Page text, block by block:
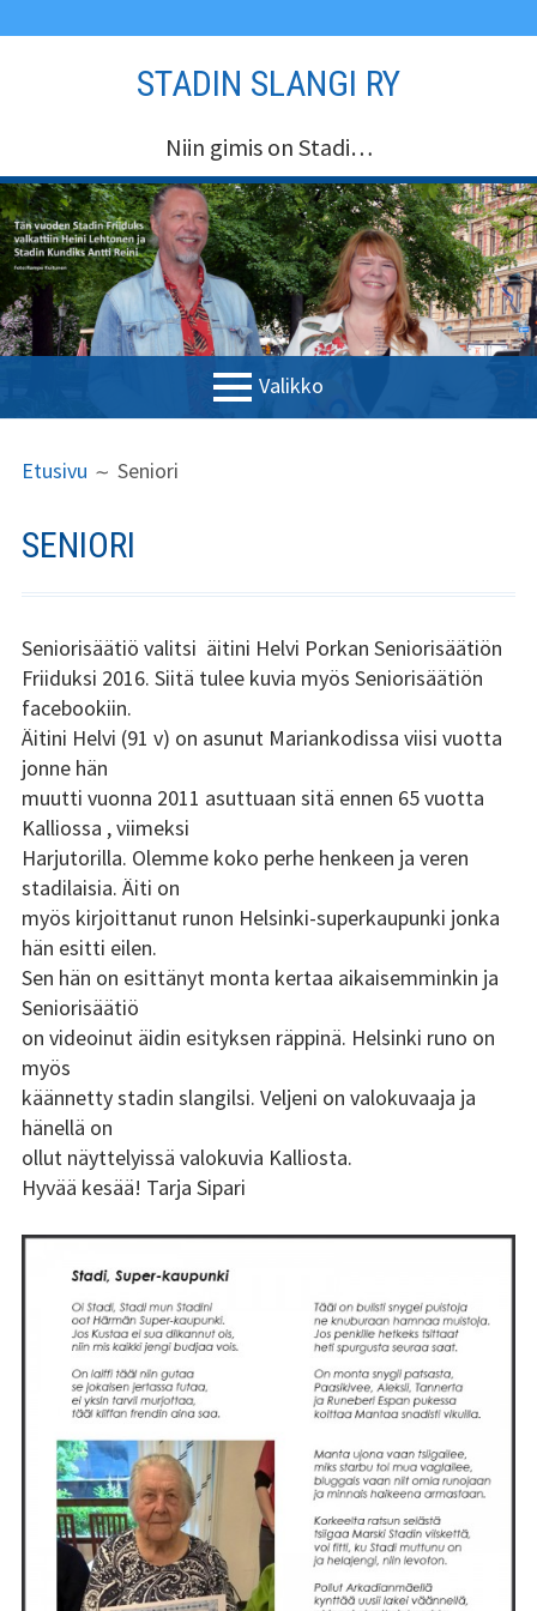
STADIN SLANGI RY
Niin gimis on Stadi…
Valikko
VALIKKO
Stadin Slangi ry:n säännöt
Jäsenyys
Historia
Toiminta
Tsilari
Mediakortti
Tsilari 2021
Tsilari 2020
Tsilari 2019
Tsilari 2018
Tsilari 2017
Tsilari 2015
Tsilari 2014
Tsilari 2013
Tsilari 2012
Stadin Friidut ja Stadin
Kundit
Stadin Friidut ja Stadin
Etusivu Seniori
SENIORI
Seniorisäätiö valitsi äitini Helvi Porkan Seniorisäätiön
Friiduksi 2016. Siitä tulee kuvia myös Seniorisäätiön
facebookiin.
Äitini Helvi (91 v) on asunut Mariankodissa viisi vuotta
jonne hän
muutti vuonna 2011 asuttuaan sitä ennen 65 vuotta
Kalliossa , viimeksi
Harjutorilla. Olemme koko perhe henkeen ja veren
stadilaisia. Äiti on
myös kirjoittanut runon Helsinki-superkaupunki jonka
hän esitti eilen.
Sen hän on esittänyt monta kertaa aikaisemminkin ja
Seniorisäätiö
on videoinut äidin esityksen räppinä. Helsinki runo on
myös
käännetty stadin slangilsi. Veljeni on valokuvaaja ja
hänellä on
ollut näyttelyissä valokuvia Kalliosta.
Hyvää kesää! Tarja Sipari